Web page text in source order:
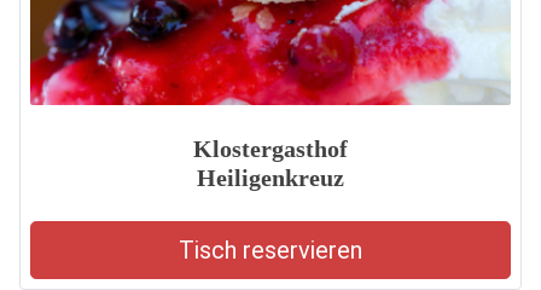
Klostergasthof
Heiligenkreuz
Tisch reservieren